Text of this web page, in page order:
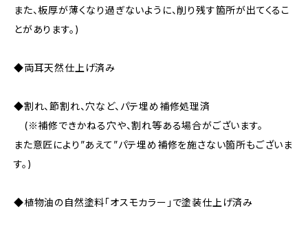
また、板厚が薄くなり過ぎないように、削り残す箇所が出てくるこ
とがあります。)
◆両耳天然仕上げ済み
◆割れ、節割れ、穴など、パテ埋め補修処理済
(※補修できかねる穴や、割れ等ある場合がございます。
また意匠により”あえて”パテ埋め補修を施さない箇所もございま
す。)
◆植物油の自然塗料「オスモカラー」で塗装仕上げ済み